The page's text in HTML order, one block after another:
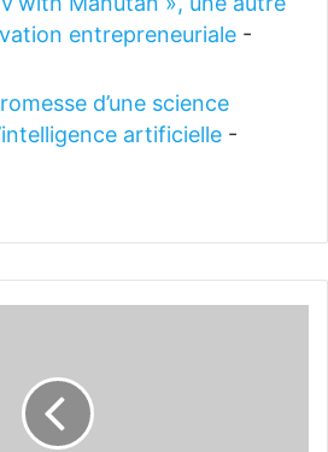
entrepreneuriale -
d’une science
artificielle -